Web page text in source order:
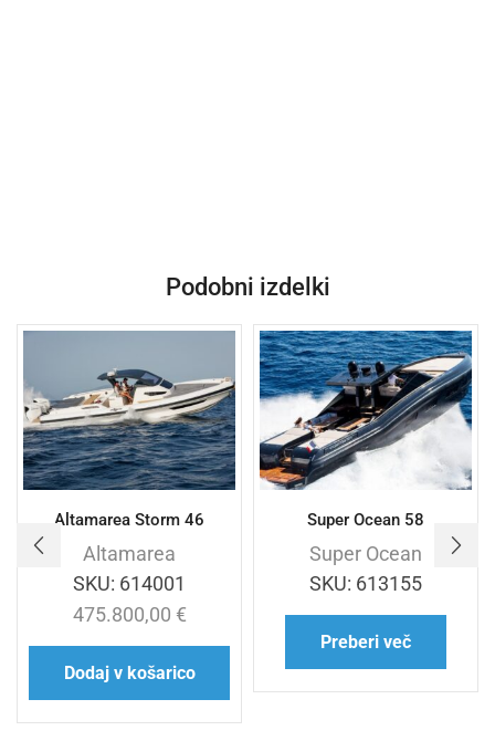
Podobni izdelki
Altamarea Storm 46
Altamarea
SKU: 614001
475.800,00 €
Dodaj v košarico
Super Ocean 58
Super Ocean
SKU: 613155
Preberi več